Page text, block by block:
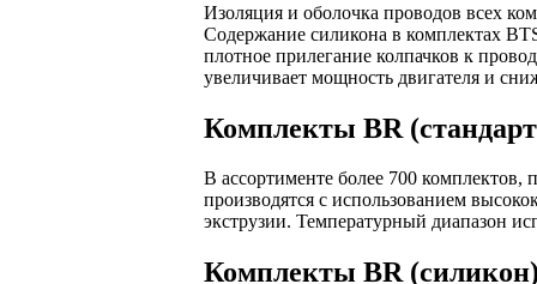
Изоляция и оболочка проводов всех
Содержание силикона в комплектах
плотное прилегание колпачков к
увеличивает мощность двигателя и
Комплекты BR
В ассортименте более 700
производятся с использованием
экструзии. Температурный диапазон
Комплекты BR